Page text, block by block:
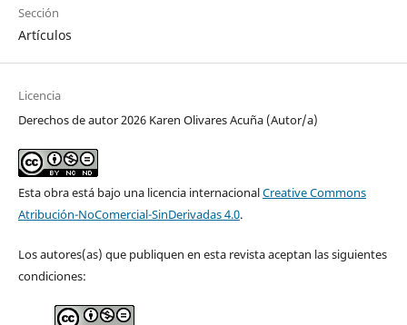
Sección
Artículos
Licencia
Derechos de autor 2026 Karen Olivares Acuña (Autor/a)
Esta obra está bajo una licencia internacionalCreative Commons
Atribución-NoComercial-SinDerivadas 4.0.
Los autores(as) que publiquen en esta revista aceptan las siguientes
condiciones: